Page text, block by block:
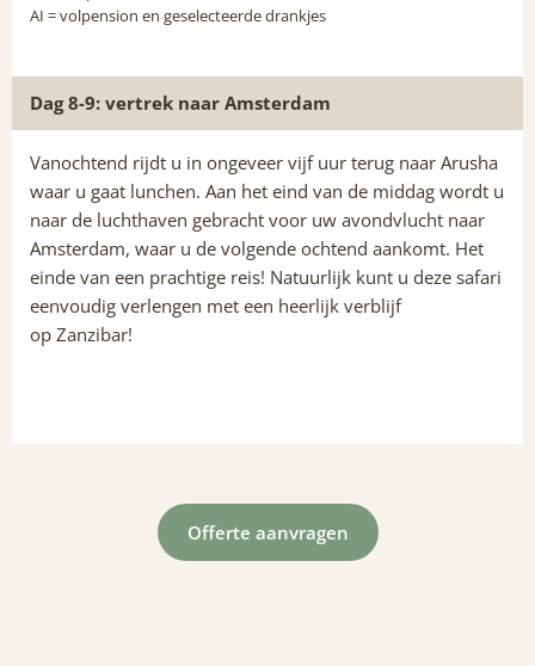
AI = volpension en geselecteerde drankjes
Dag 8-9: vertrek naar Amsterdam
Vanochtend rijdt u in ongeveer vijf uur terug naar Arusha
waar u gaat lunchen. Aan het eind van de middag wordt u
naar de luchthaven gebracht voor uw avondvlucht naar
Amsterdam, waar u de volgende ochtend aankomt. Het
einde van een prachtige reis! Natuurlijk kunt u deze safari
eenvoudig verlengen met een heerlijk verblijf
op Zanzibar!
Offerte aanvragen